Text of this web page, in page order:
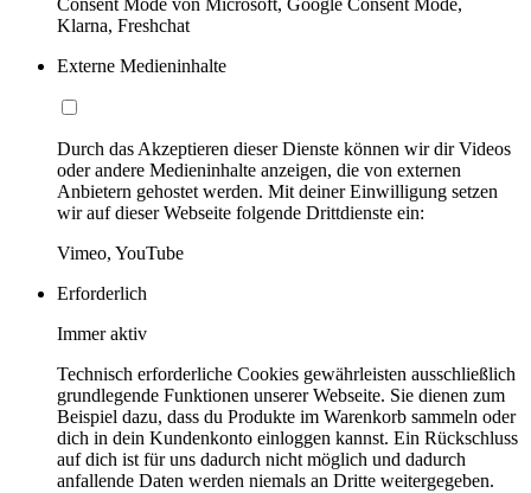
Consent Mode von Microsoft, Google Consent Mode,
Klarna, Freshchat
Externe Medieninhalte
Durch das Akzeptieren dieser Dienste können wir dir Videos
oder andere Medieninhalte anzeigen, die von externen
Anbietern gehostet werden. Mit deiner Einwilligung setzen
wir auf dieser Webseite folgende Drittdienste ein:
Vimeo, YouTube
Erforderlich
Immer aktiv
Technisch erforderliche Cookies gewährleisten ausschließlich
grundlegende Funktionen unserer Webseite. Sie dienen zum
Beispiel dazu, dass du Produkte im Warenkorb sammeln oder
dich in dein Kundenkonto einloggen kannst. Ein Rückschluss
auf dich ist für uns dadurch nicht möglich und dadurch
anfallende Daten werden niemals an Dritte weitergegeben.